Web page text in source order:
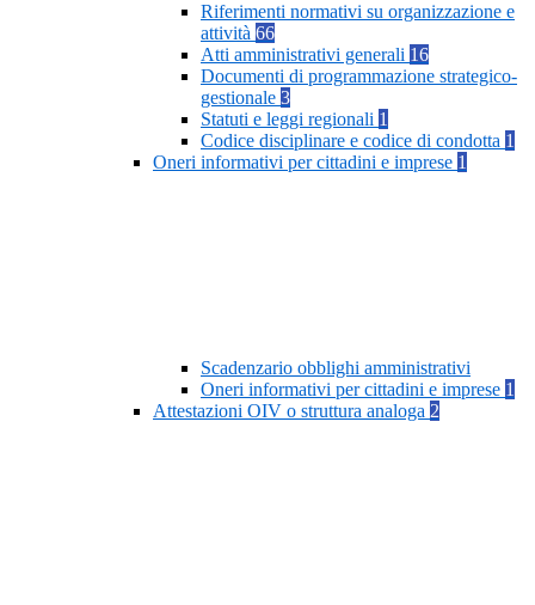
Riferimenti normativi su organizzazione e
attività 66
Atti amministrativi generali 16
Documenti di programmazione strategico-
gestionale 3
Statuti e leggi regionali 1
Codice disciplinare e codice di condotta 1
Oneri informativi per cittadini e imprese 1
Scadenzario obblighi amministrativi
Oneri informativi per cittadini e imprese 1
Attestazioni OIV o struttura analoga 2